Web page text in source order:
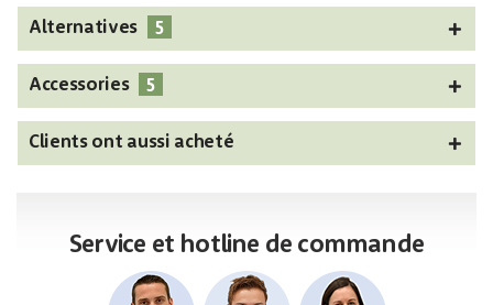
Alternatives 5
Accessories 5
Clients ont aussi acheté
Service et hotline de commande